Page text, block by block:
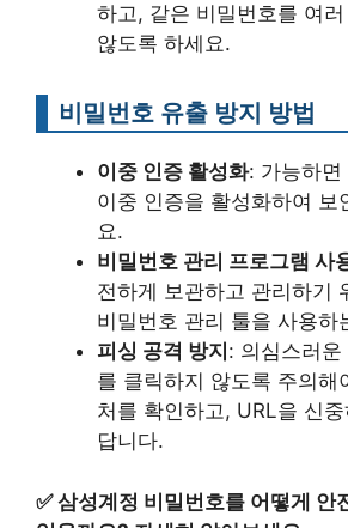
하고, 같은 비밀번호를 여
않도록 하세요.
비밀번호 유출 방지 방법
이중 인증 활성화: 가능하면
이중 인증을 활성화하여 보
요.
비밀번호 관리 프로그램 사
전하게 보관하고 관리하기
비밀번호 관리 툴을 사용하
피싱 공격 방지 : 의심스러
를 클릭하지 않도록 주의해
처를 확인하고, URL을 신
답니다.
✅삼성계정 비밀번호를 어떻게 안